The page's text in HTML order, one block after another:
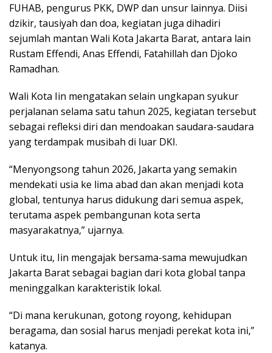
FUHAB, pengurus PKK, DWP dan unsur lainnya. Diisi
dzikir, tausiyah dan doa, kegiatan juga dihadiri
sejumlah mantan Wali Kota Jakarta Barat, antara lain
Rustam Effendi, Anas Effendi, Fatahillah dan Djoko
Ramadhan.
Wali Kota Iin mengatakan selain ungkapan syukur
perjalanan selama satu tahun 2025, kegiatan tersebut
sebagai refleksi diri dan mendoakan saudara-saudara
yang terdampak musibah di luar DKI.
“Menyongsong tahun 2026, Jakarta yang semakin
mendekati usia ke lima abad dan akan menjadi kota
global, tentunya harus didukung dari semua aspek,
terutama aspek pembangunan kota serta
masyarakatnya,” ujarnya.
Untuk itu, Iin mengajak bersama-sama mewujudkan
Jakarta Barat sebagai bagian dari kota global tanpa
meninggalkan karakteristik lokal.
“Di mana kerukunan, gotong royong, kehidupan
beragama, dan sosial harus menjadi perekat kota ini,”
katanya.